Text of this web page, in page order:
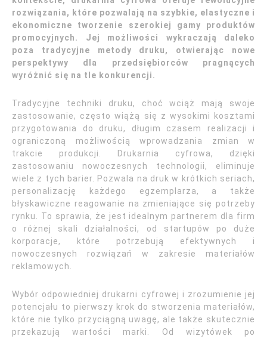
rozwiązania, które pozwalają na szybkie, elastyczne i
ekonomiczne tworzenie szerokiej gamy produktów
promocyjnych. Jej możliwości wykraczają daleko
poza tradycyjne metody druku, otwierając nowe
perspektywy dla przedsiębiorców pragnących
wyróżnić się na tle konkurencji.
Tradycyjne techniki druku, choć wciąż mają swoje
zastosowanie, często wiążą się z wysokimi kosztami
przygotowania do druku, długim czasem realizacji i
ograniczoną możliwością wprowadzania zmian w
trakcie produkcji. Drukarnia cyfrowa, dzięki
zastosowaniu nowoczesnych technologii, eliminuje
wiele z tych barier. Pozwala na druk w krótkich seriach,
personalizację każdego egzemplarza, a także
błyskawiczne reagowanie na zmieniające się potrzeby
rynku. To sprawia, że jest idealnym partnerem dla firm
o różnej skali działalności, od startupów po duże
korporacje, które potrzebują efektywnych i
nowoczesnych rozwiązań w zakresie materiałów
reklamowych.
Wybór odpowiedniej drukarni cyfrowej i zrozumienie jej
potencjału to pierwszy krok do stworzenia materiałów,
które nie tylko przyciągną uwagę, ale także skutecznie
przekazują wartości marki. Od wizytówek po